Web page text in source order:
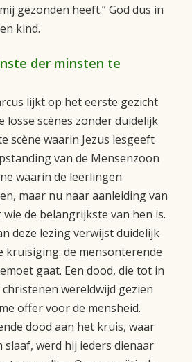
gezonden heeft.” God dus in
kind.
der minsten te
lijkt op het eerste gezicht
losse scènes zonder duidelijk
scène waarin Jezus lesgeeft
van de Mensenzoon
waarin de leerlingen
maar nu naar aanleiding van
de belangrijkste van hen is.
deze lezing verwijst duidelijk
kruisiging: de mensonterende
gaat. Een dood, die tot in
wereldwijd gezien
offer voor de mensheid.
dood aan het kruis, waar
slaaf, werd hij ieders dienaar